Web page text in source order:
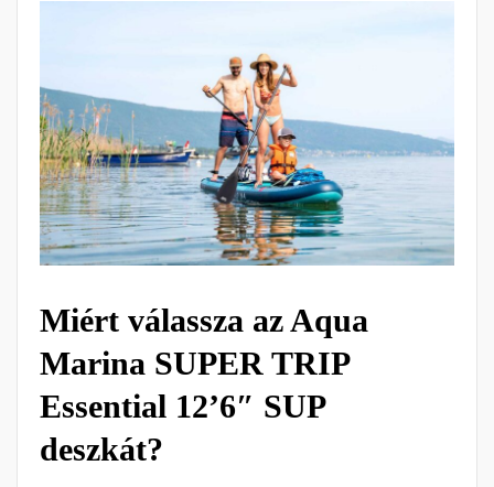
Miért válassza az Aqua
Marina SUPER TRIP
Essential 12’6″ SUP
deszkát?